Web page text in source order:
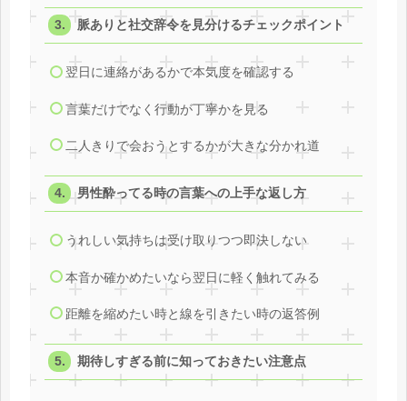
脈ありと社交辞令を見分けるチェックポイント
翌日に連絡があるかで本気度を確認する
言葉だけでなく行動が丁寧かを見る
二人きりで会おうとするかが大きな分かれ道
男性酔ってる時の言葉への上手な返し方
うれしい気持ちは受け取りつつ即決しない
本音か確かめたいなら翌日に軽く触れてみる
距離を縮めたい時と線を引きたい時の返答例
期待しすぎる前に知っておきたい注意点